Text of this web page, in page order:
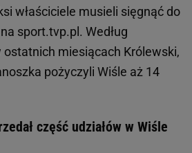
właściciele musieli sięgnąć do
sport.tvp.pl. Według
miesiącach Królewski,
pożyczyli Wiśle aż 14
część udziałów w Wiśle